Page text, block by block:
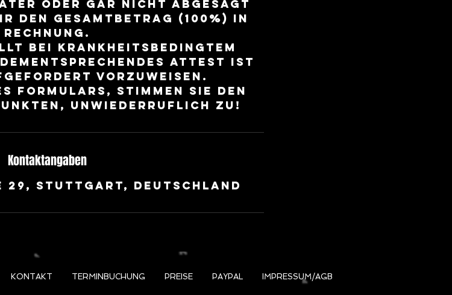
oder gar nicht abgesagt
Gesamtbetrag (100%) in
Rechnung.
bei krankheitsbedingtem
Attest ist
vorzuweisen.
Formulars, stimmen Sie den
unwiederruflich zu!
Kontaktangaben
29, Stuttgart, Deutschland
KONTAKT TERMINBUCHUNG PREISE PAYPAL IMPRESSUM/AGB